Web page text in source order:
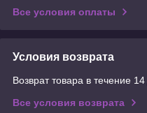
Все условия оплаты
Условия возврата
Возврат товара в течение
Все условия возврата